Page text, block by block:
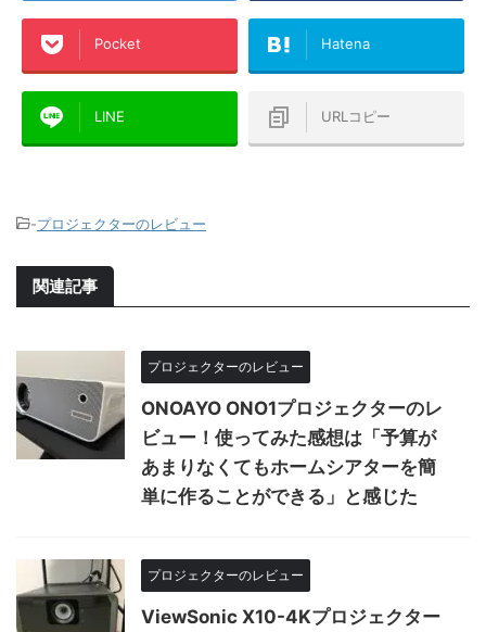
Pocket Hatena
LINE URLコピー
-プロジェクターのレビュー
関連記事
プロジェクターのレビュー
ONOAYO ONO1プロジェクターのレ
ビュー！使ってみた感想は「予算が
あまりなくてもホームシアターを簡
単に作ることができる」と感じた
プロジェクターのレビュー
ViewSonic X10-4Kプロジェクター